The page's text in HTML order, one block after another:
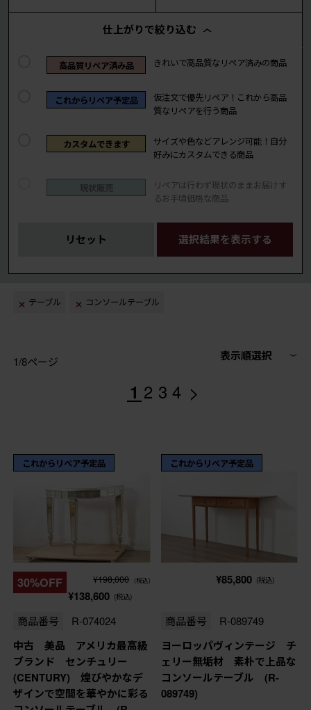
仕上がりで絞り込む
高品質リペア済み品 きれいで高品質なリペア済みの商品
これからリペア予定品
仮注文で優先リペア！これから高品
質なリペアを行う商品
カスタムできます
サイズや色などアレンジ可能！自分
好みにカスタムできる商品
現状販売
リペアは行わず現状のままお届けす
るお手頃価格な商品
リセット 選択結果を表示する
テーブル コンソールテーブル
1/8ページ 表示順選択
1 2 3 4 >
これからリペア予定品
30%OFF ¥198,000 (税込)
¥138,600 (税込)
商品番号 R-074024
中古 美品 アメリカ最高級
ブランド センチュリー
(CENTURY) 煌びやかなデ
ザインで空間を華やかに彩る
これからリペア予定品
¥85,800 (税込)
商品番号 R-089749
ヨーロッパヴィンテージ チ
ェリー無垢材 素朴で上品な
コンソールテーブル (R-
089749)